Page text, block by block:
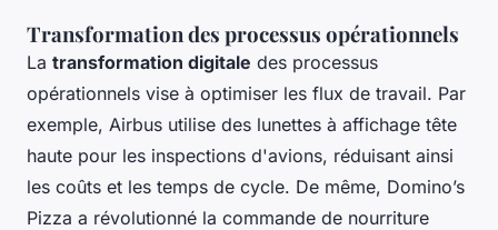
Transformation des processus opérationnels
La transformation digitale des processus
opérationnels vise à optimiser les flux de travail. Par
exemple, Airbus utilise des lunettes à affichage tête
haute pour les inspections d'avions, réduisant ainsi
les coûts et les temps de cycle. De même, Domino’s
Pizza a révolutionné la commande de nourriture